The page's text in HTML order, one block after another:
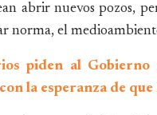
abrir nuevos pozos,
norma, el
piden al
la esperanza de